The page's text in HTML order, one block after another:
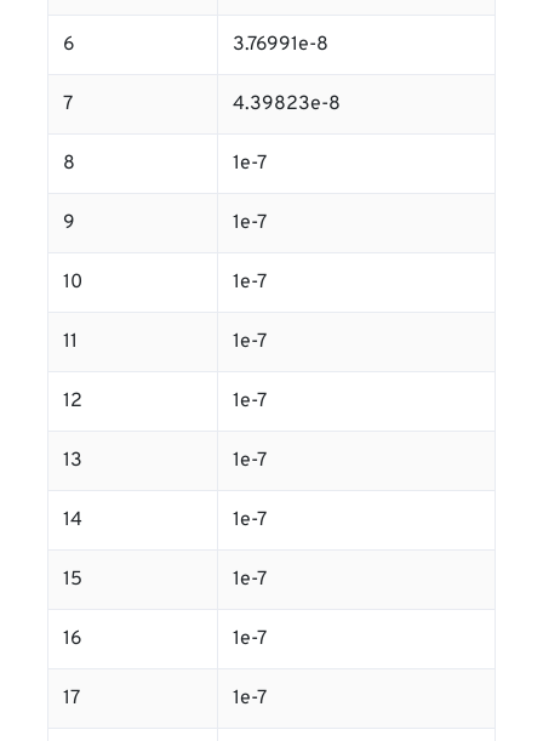
6 3.76991e-8
7 4.39823e-8
8 1e-7
9 1e-7
10 1e-7
11 1e-7
12 1e-7
13 1e-7
14 1e-7
15 1e-7
16 1e-7
17 1e-7